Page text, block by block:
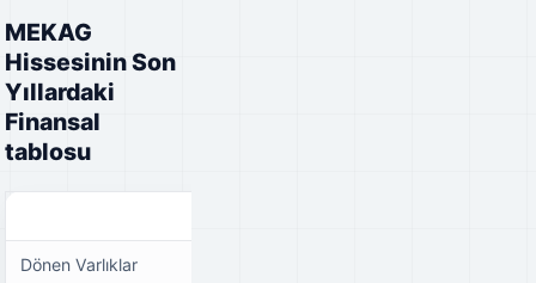
MEKAG
Hissesinin Son
Yıllardaki
Finansal
tablosu
Dönen Varlıklar